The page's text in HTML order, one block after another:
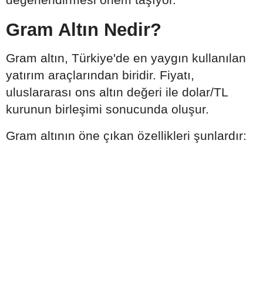
Gram Altın Nedir?
Gram altın, Türkiye'de en yaygın kullanılan
yatırım araçlarından biridir. Fiyatı,
uluslararası ons altın değeri ile dolar/TL
kurunun birleşimi sonucunda oluşur.
Gram altının öne çıkan özellikleri şunlardır: